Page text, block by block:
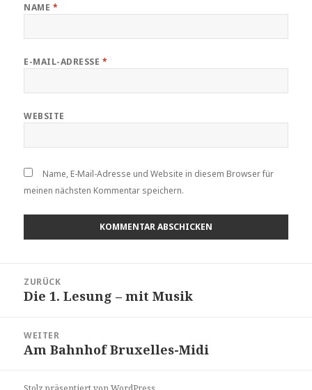
NAME *
E-MAIL-ADRESSE *
WEBSITE
Name, E-Mail-Adresse und Website in diesem Browser für
meinen nächsten Kommentar speichern.
ZURÜCK
Vorheriger
Die 1. Lesung – mit Musik
WEITER
Nächster
Am Bahnhof Bruxelles-Midi